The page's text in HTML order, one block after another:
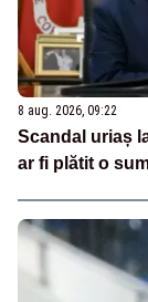
8 aug. 2026, 09:22
Scandal uriaș
ar fi plătit o